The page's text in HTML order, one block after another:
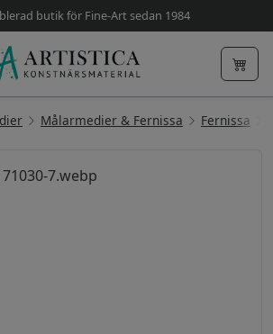
butik för Fine-Art sedan 1984
Målarmedier & Fernissa Fernissa